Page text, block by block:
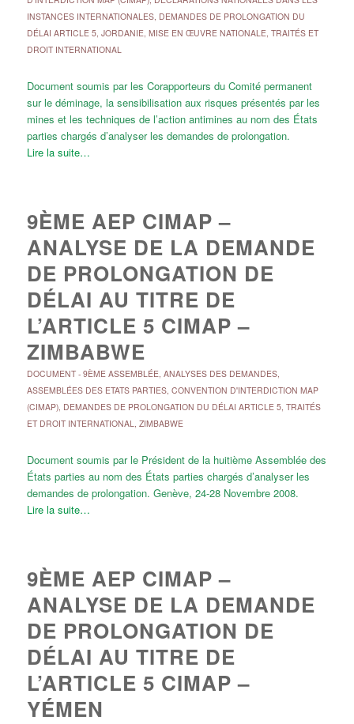
INSTANCES INTERNATIONALES, DEMANDES DE PROLONGATION DU
DÉLAI ARTICLE 5, JORDANIE, MISE EN ŒUVRE NATIONALE, TRAITÉS ET
DROIT INTERNATIONAL
Document soumis par les Corapporteurs du Comité permanent
sur le déminage, la sensibilisation aux risques présentés par les
mines et les techniques de l’action antimines au nom des États
parties chargés d’analyser les demandes de prolongation.
Lire la suite…
9ÈME AEP CIMAP –
ANALYSE DE LA DEMANDE
DE PROLONGATION DE
DÉLAI AU TITRE DE
L’ARTICLE 5 CIMAP –
ZIMBABWE
DOCUMENT- 9ÈME ASSEMBLÉE, ANALYSES DES DEMANDES,
ASSEMBLÉES DES ETATS PARTIES, CONVENTION D'INTERDICTION MAP
(CIMAP), DEMANDES DE PROLONGATION DU DÉLAI ARTICLE 5, TRAITÉS
ET DROIT INTERNATIONAL, ZIMBABWE
Document soumis par le Président de la huitième Assemblée des
États parties au nom des États parties chargés d’analyser les
demandes de prolongation. Genève, 24-28 Novembre 2008.
Lire la suite…
9ÈME AEP CIMAP –
ANALYSE DE LA DEMANDE
DE PROLONGATION DE
DÉLAI AU TITRE DE
L’ARTICLE 5 CIMAP –
YÉMEN